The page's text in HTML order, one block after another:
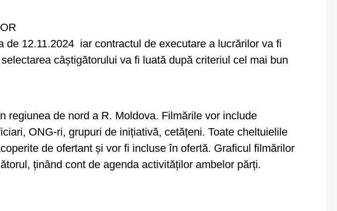
12.11.2024 iar contractul de executare a lucrărilor va fi
câștigătorului va fi luată după criteriul cel mai bun
regiunea de nord a R. Moldova. Filmările vor include
ONG-ri, grupuri de inițiativă, cetățeni. Toate cheltuielile
de ofertant și vor fi incluse în ofertă. Graficul filmărilor
ținând cont de agenda activităților ambelor părți.